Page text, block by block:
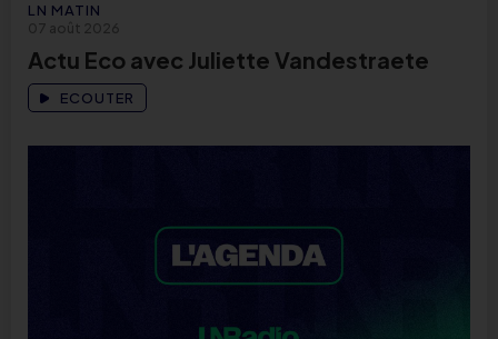
LN MATIN
07 août 2026
Actu Eco avec Juliette Vandestraete
ECOUTER